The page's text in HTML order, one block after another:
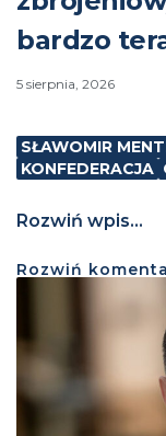
bardzo
5 sierpnia, 2026
SŁAWOMIR
KONFEDERACJA
Rozwiń wpis...
Rozwiń